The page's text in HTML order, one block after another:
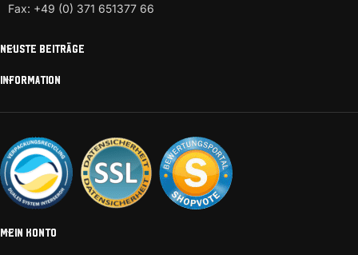
Fax: +49 (0) 371 651377 66
NEUSTE BEITRÄGE
INFORMATION
MEIN KONTO